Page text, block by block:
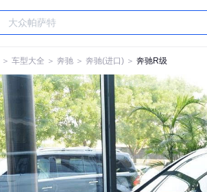
＞ 车型大全 ＞ 奔驰 ＞ 奔驰(进口) ＞ 奔驰R级